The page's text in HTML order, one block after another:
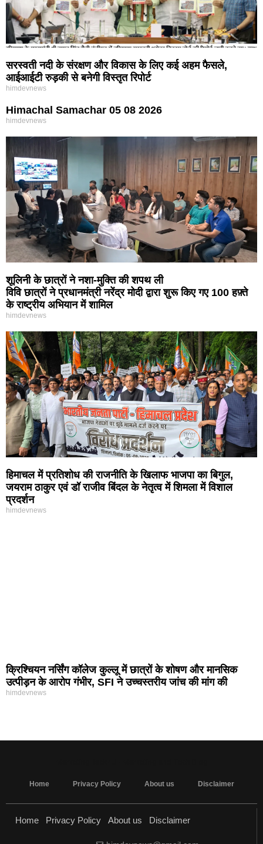
सरस्वती नदी के संरक्षण और विकास के लिए कई अहम फैसले,
आईआईटी रुड़की से बनेगी विस्तृत रिपोर्ट
himdevnews
Himachal Samachar 05 08 2026
himdevnews
शूलिनी के छात्रों ने नशा-मुक्ति की शपथ ली
विवि छात्रों ने प्रधानमंत्री नरेंद्र मोदी द्वारा शुरू किए गए 100 हफ़्ते
के राष्ट्रीय अभियान में शामिल
himdevnews
हिमाचल में प्रतिशोध की राजनीति के खिलाफ भाजपा का बिगुल,
जयराम ठाकुर एवं डॉ राजीव बिंदल के नेतृत्व में शिमला में विशाल
प्रदर्शन
himdevnews
क्रिश्चियन नर्सिंग कॉलेज कुल्लू में छात्रों के शोषण और मानसिक
उत्पीड़न के आरोप गंभीर, SFI ने उच्चस्तरीय जांच की मांग की
himdevnews
Home Privacy Policy About us Disclaimer
Home Privacy Policy About us Disclaimer